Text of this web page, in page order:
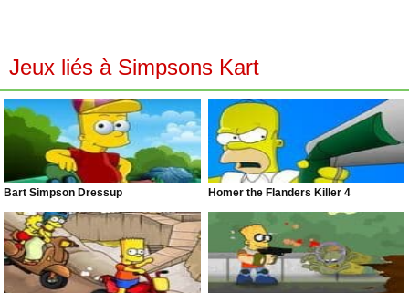
Jeux liés à Simpsons Kart
Bart Simpson Dressup Homer the Flanders Killer 4